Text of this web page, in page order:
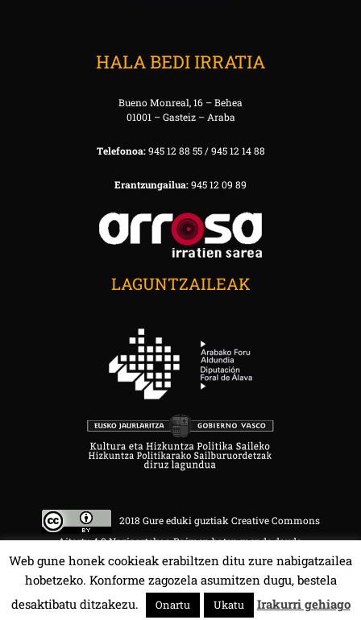
HALA BEDI IRRATIA
Bueno Monreal, 16 – Behea
01001 – Gasteiz – Araba
Telefonoa:945 12 88 55 / 945 12 14 88
Erantzungailua:945 12 09 89
LAGUNTZAILEAK
2018 Gure eduki guztiak Creative Commons
Aitortu 4.0 Nazioartekoa Baimen baten mende daude.
HALA BEDI BAT 107.4 MHz.
Web gune honek cookieak erabiltzen ditu zure nabigatzailea
hobetzeko. Konforme zagozela asumitzen dugu, bestela
desaktibatu ditzakezu.
Onartu Ukatu Irakurri gehiago